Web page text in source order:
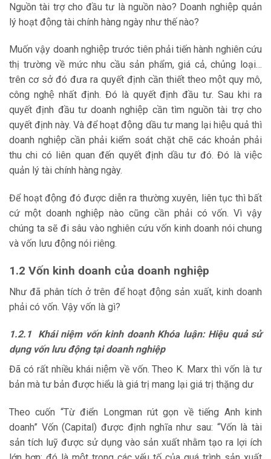
Nguồn tài trợ cho đầu tư là nguồn nào? Doanh nghiệp quản
lý hoạt động tài chính hàng ngày như thế nào?
Muốn vậy doanh nghiệp trước tiên phải tiến hành nghiên cứu
thị trường về mức nhu cầu sản phẩm, giá cả, chủng loại…
trên cơ sở đó đưa ra quyết định cần thiết theo một quy mô,
công nghệ nhất định. Đó là quyết định đầu tư. Sau khi ra
quyết định đầu tư doanh nghiệp cần tìm nguồn tài trợ cho
quyết định này. Và để hoạt động dầu tư mang lại hiệu quả thì
doanh nghiệp cần phải kiểm soát chặt chẽ các khoản phải
thu chi có liên quan đến quyết định dầu tư đó. Đó là việc
quản lý tài chính hàng ngày.
Để hoạt động đó được diễn ra thường xuyên, liên tục thì bất
cứ một doanh nghiệp nào cũng cần phải có vốn. Vì vậy
chúng ta sẽ đi sâu vào nghiên cứu vốn kinh doanh nói chung
và vốn lưu động nói riêng.
1.2 Vốn kinh doanh của doanh nghiệp
Như đã phân tích ở trên để hoạt động sản xuất, kinh doanh
phải có vốn. Vậy vốn là gì?
1.2.1 Khái niệm vốn kinh doanh Khóa luận: Hiệu quả sử
dụng vốn lưu động tại doanh nghiệp
Đã có rất nhiều khái niệm về vốn. Theo K. Marx thì vốn là tư
bản mà tư bản được hiểu là giá trị mang lại giá trị thặng dư
Theo cuốn “Từ điển Longman rút gọn về tiếng Anh kinh
doanh” Vốn (Capital) được định nghĩa như sau: “Vốn là tài
sản tích luỹ được sử dụng vào sản xuất nhằm tạo ra lợi ích